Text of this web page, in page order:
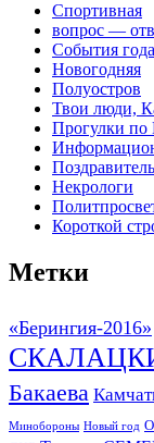
Спортивная
вопрос —
События года
Новогодняя
Полуостров
Твои люди,
Прогулки по
Некрологи
Короткой
Метки
«Берингия-2016»
Бакаева
Минобороны Новый год